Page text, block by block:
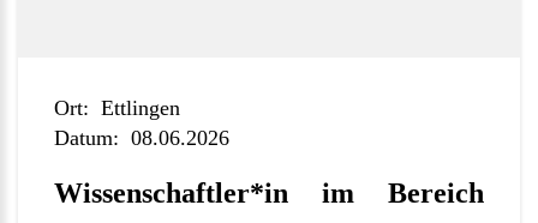
Ort: Ettlingen
Datum: 08.06.2026
Wissenschaftler*in im Bereich